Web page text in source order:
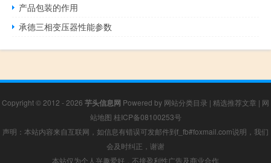
产品包装的作用
承德三相变压器性能参数
Copyright © 2012 - 2026 芋头信息网 Powered by 网站分类目录 | 精选推荐文章 | 网
站地图 桂ICP备08100253号
声明：本站内容来自互联网，如信息有错误可发邮件到f_fb#foxmail.com说明，我们
会及时纠正，谢谢
本站仅为个人兴趣爱好，不接盈利性广告及商业合作